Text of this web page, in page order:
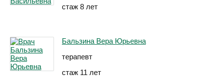
стаж 8 лет
Бальзина Вера Юрьевна
терапевт
стаж 11 лет